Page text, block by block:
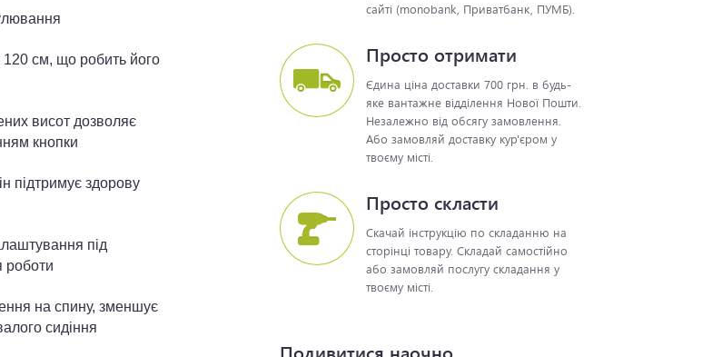
120 см, що робить його
висот дозволяє
кнопки
підтримує здорову
під
роботи
на спину, зменшує
сидіння
сайті (monobank, Приватбанк, ПУМБ).
Просто отримати
Єдина ціна доставки 700 грн. в будь-
яке вантажне відділення Нової Пошти.
Незалежно від обсягу замовлення.
Або замовляй доставку кур'єром у
твоєму місті.
Просто скласти
Скачай інструкцію по складанню на
сторінці товару. Складай самостійно
або замовляй послугу складання у
твоєму місті.